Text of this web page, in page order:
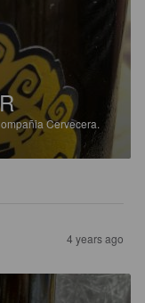
Cervecera.
4 years ago